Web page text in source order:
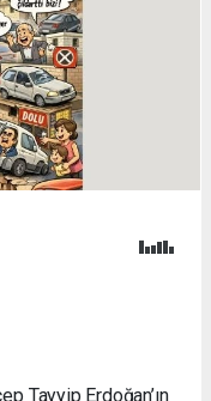
Tayyip Erdoğan’ın